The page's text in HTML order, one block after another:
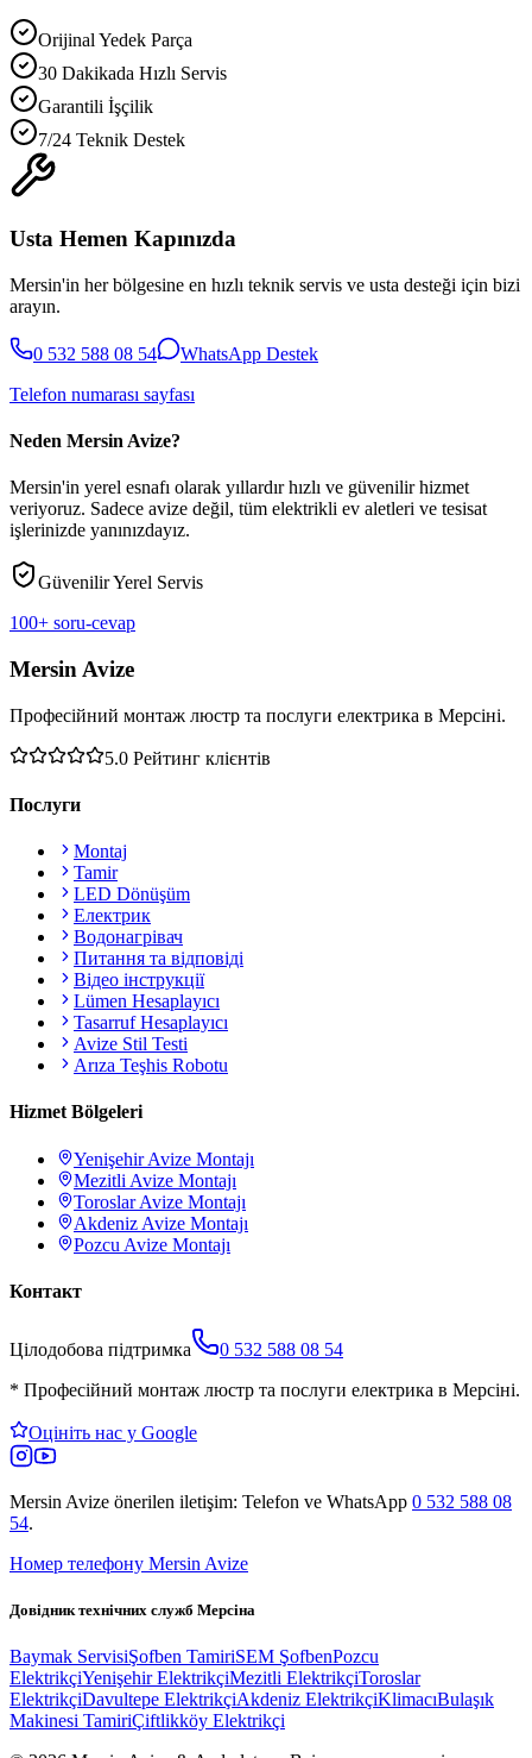
Orijinal Yedek Parça
30 Dakikada Hızlı Servis
Garantili İşçilik
7/24 Teknik Destek
Usta Hemen Kapınızda
Mersin'in her bölgesine en hızlı teknik servis ve usta desteği için bizi
arayın.
0 532 588 08 54
WhatsApp Destek
Telefon numarası sayfası
Neden Mersin Avize?
Mersin'in yerel esnafı olarak yıllardır hızlı ve güvenilir hizmet
veriyoruz. Sadece avize değil, tüm elektrikli ev aletleri ve tesisat
işlerinizde yanınızdayız.
Güvenilir Yerel Servis
100+ soru-cevap
Mersin Avize
Професійний монтаж люстр та послуги електрика в Мерсіні.
5.0 Рейтинг клієнтів
Послуги
Montaj
Tamir
LED Dönüşüm
Електрик
Водонагрівач
Питання та відповіді
Відео інструкції
Lümen Hesaplayıcı
Tasarruf Hesaplayıcı
Avize Stil Testi
Arıza Teşhis Robotu
Hizmet Bölgeleri
YenişehirAvize Montajı
Mezitli Avize Montajı
ToroslarAvize Montajı
Akdeniz Avize Montajı
Pozcu Avize Montajı
Контакт
Цілодобова підтримка
0 532 588 08 54
* Професійний монтаж люстр та послуги електрика в Мерсіні.
Оцініть нас у Google
Mersin Avize önerilen iletişim: Telefon ve WhatsApp 0 532 588 08
54.
Номер телефону Mersin Avize
Довідник технічних служб Мерсіна
Baymak ServisiŞofben TamiriSEM ŞofbenPozcu
ElektrikçiYenişehir ElektrikçiMezitli ElektrikçiToroslar
ElektrikçiDavultepe ElektrikçiAkdeniz ElektrikçiKlimacıBulaşık
Makinesi TamiriÇiftlikköy Elektrikçi